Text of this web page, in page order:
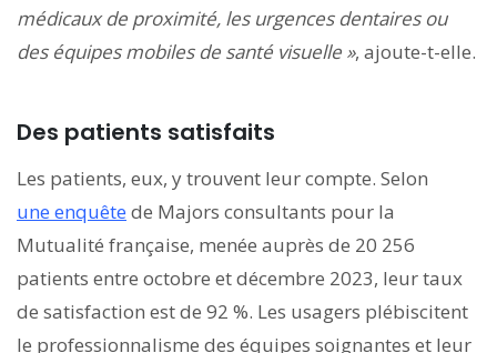
médicaux de proximité, les urgences dentaires ou
des équipes mobiles de santé visuelle », ajoute-t-elle.
Des patients satisfaits
Les patients, eux, y trouvent leur compte. Selon
une enquête de Majors consultants pour la
Mutualité française, menée auprès de 20 256
patients entre octobre et décembre 2023, leur taux
de satisfaction est de 92 %. Les usagers plébiscitent
le professionnalisme des équipes soignantes et leur